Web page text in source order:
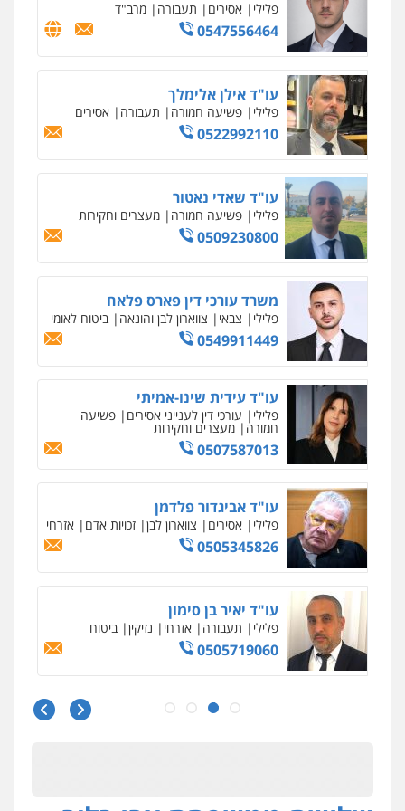
פלילי אסירים תעבורה מרב"ד
0547556464
עו"ד אילן אלימלך
פלילי פשיעה חמורה תעבורה אסירים
0522992110
עו"ד שאדי נאטור
פלילי פשיעה חמורה מעצרים וחקירות
0509230800
משרד עורכי דין פארס פלאח
פלילי צבאי צווארון לבן והונאה ביטוח לאומי
0549911449
עו"ד עידית שינו-אמיתי
פלילי עורכי דין לענייני אסירים פשיעה
חמורה מעצרים וחקירות
0507587013
עו"ד אביגדור פלדמן
פלילי אסירים צווארון לבן זכויות אדם אזרחי
0505345826
עו"ד יאיר בן סימון
פלילי תעבורה אזרחי נזיקין ביטוח
0505719060
עו"ד נס בן נתן